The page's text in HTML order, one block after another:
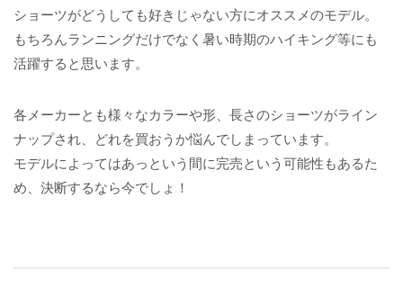
ショーツがどうしても好きじゃない方にオススメのモデル。
もちろんランニングだけでなく暑い時期のハイキング等にも
活躍すると思います。
各メーカーとも様々なカラーや形、長さのショーツがライン
ナップされ、どれを買おうか悩んでしまっています。
モデルによってはあっという間に完売という可能性もあるた
め、決断するなら今でしょ！